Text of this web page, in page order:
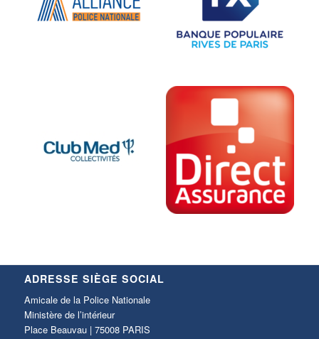
ADRESSE SIÈGE SOCIAL
Amicale de la Police Nationale
Ministère de l’intérieur
Place Beauvau | 75008 PARIS